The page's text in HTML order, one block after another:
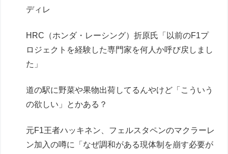
ディレ
HRC（ホンダ・レーシング）折原氏「以前のF1プ
ロジェクトを経験した専門家を何人か呼び戻しまし
た」
道の駅に野菜や果物出荷してるんやけど「こういう
の欲しい」とかある？
元F1王者ハッキネン、フェルスタペンのマクラーレ
ン加入の噂に「なぜ調和がある現体制を崩す必要が